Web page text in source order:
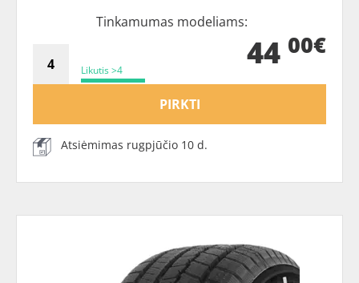
Tinkamumas modeliams:
Likutis >4 44 00€
PIRKTI
Atsiėmimas rugpjūčio 10 d.